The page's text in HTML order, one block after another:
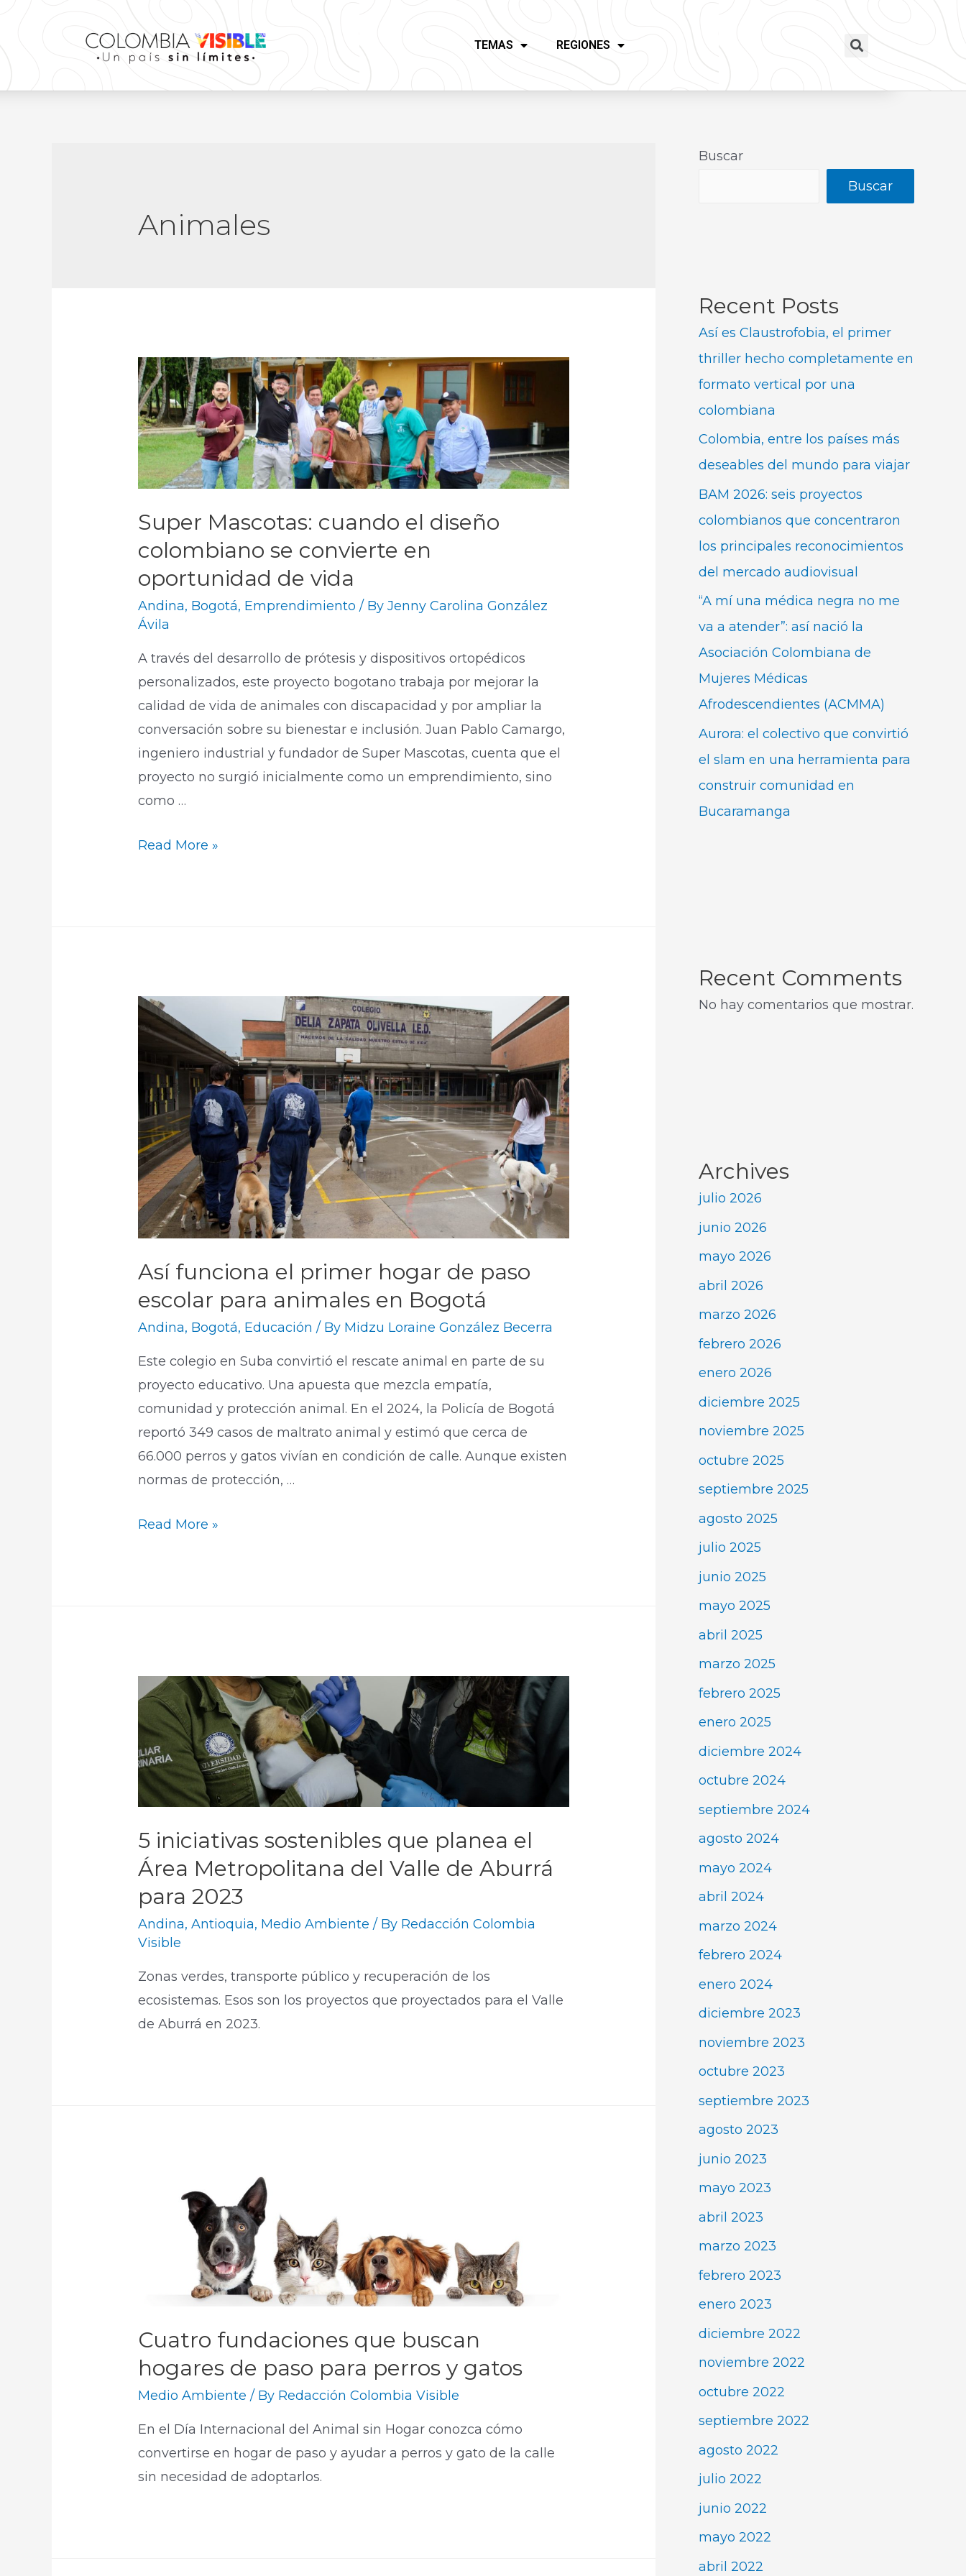
TEMAS REGIONES
Animales
Super Mascotas: cuando el diseño
colombiano se convierte en
oportunidad de vida
Andina, Bogotá, Emprendimiento / ByJenny Carolina González
Ávila
A través del desarrollo de prótesis y dispositivos ortopédicos
personalizados, este proyecto bogotano trabaja por mejorar la
calidad de vida de animales con discapacidad y por ampliar la
conversación sobre su bienestar e inclusión. Juan Pablo Camargo,
ingeniero industrial y fundador de Super Mascotas, cuenta que el
proyecto no surgió inicialmente como un emprendimiento, sino
como …
Read More »
Así funciona el primer hogar de paso
escolar para animales en Bogotá
Andina, Bogotá, Educación / By Midzu Loraine González Becerra
Este colegio en Suba convirtió el rescate animal en parte de su
proyecto educativo. Una apuesta que mezcla empatía,
comunidad y protección animal. En el 2024, la Policía de Bogotá
reportó 349 casos de maltrato animal y estimó que cerca de
66.000 perros y gatos vivían en condición de calle. Aunque existen
normas de protección, …
Read More »
5 iniciativas sostenibles que planea el
Área Metropolitana del Valle de Aburrá
para 2023
Andina,Antioquia, Medio Ambiente / By Redacción Colombia
Visible
Zonas verdes, transporte público y recuperación de los
ecosistemas. Esos son los proyectos que proyectados para el Valle
de Aburrá en 2023.
Cuatro fundaciones que buscan
hogares de paso para perros y gatos
Medio Ambiente / By Redacción Colombia Visible
En el Día Internacional del Animal sin Hogar conozca cómo
convertirse en hogar de paso y ayudar a perros y gato de la calle
sin necesidad de adoptarlos.​
Buscar
Buscar
Recent Posts
Así es Claustrofobia, el primer
thriller hecho completamente en
formato vertical por una
colombiana
Colombia, entre los países más
deseables del mundo para viajar
BAM 2026: seis proyectos
colombianos que concentraron
los principales reconocimientos
del mercado audiovisual
“A mí una médica negra no me
va a atender”: así nació la
Asociación Colombiana de
Mujeres Médicas
Afrodescendientes (ACMMA)
Aurora: el colectivo que convirtió
el slam en una herramienta para
construir comunidad en
Bucaramanga
Recent Comments
No hay comentarios que mostrar.
Archives
julio 2026
junio 2026
mayo 2026
abril 2026
marzo 2026
febrero 2026
enero 2026
diciembre 2025
noviembre 2025
octubre 2025
septiembre 2025
agosto 2025
julio 2025
junio 2025
mayo 2025
abril 2025
marzo 2025
febrero 2025
enero 2025
diciembre 2024
octubre 2024
septiembre 2024
agosto 2024
mayo 2024
abril 2024
marzo 2024
febrero 2024
enero 2024
diciembre 2023
noviembre 2023
octubre 2023
septiembre 2023
agosto 2023
junio 2023
mayo 2023
abril 2023
marzo 2023
febrero 2023
enero 2023
diciembre 2022
noviembre 2022
octubre 2022
septiembre 2022
agosto 2022
julio 2022
junio 2022
mayo 2022
abril 2022